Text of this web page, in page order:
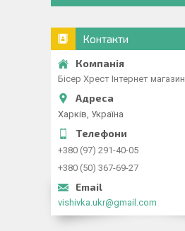
Контакти
Бісер Хрест Інтернет магазин
Харків, Україна
+380 (97) 291-40-05
+380 (50) 367-69-27
vishivka.ukr@gmail.com